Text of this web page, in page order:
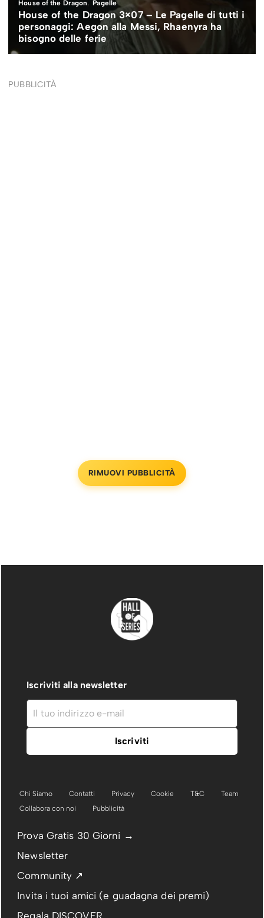
PUBBLICITÀ
RIMUOVI PUBBLICITÀ
Iscriviti alla newsletter
Chi Siamo Contatti Privacy Cookie T&C
Team
Collabora con noi
Pubblicità
Prova Gratis 30 Giorni →
Newsletter
Community ↗
Invita i tuoi amici (e guadagna dei premi)
Regala DISCOVER